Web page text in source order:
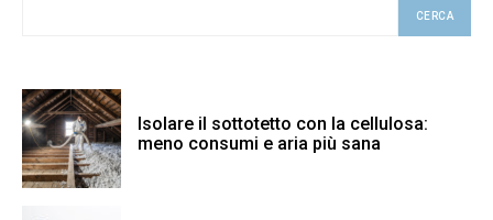
CERCA
Isolare il sottotetto con la cellulosa:
meno consumi e aria più sana